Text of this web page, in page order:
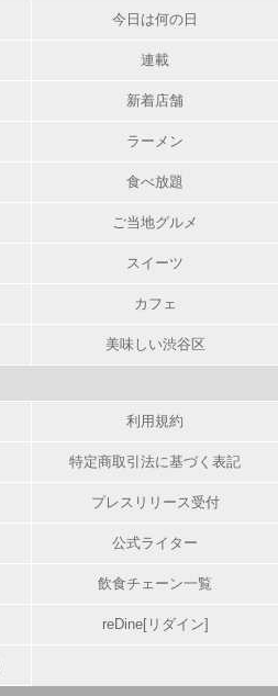
今日は何の日
連載
新着店舗
ラーメン
食べ放題
ご当地グルメ
スイーツ
カフェ
美味しい渋谷区
利用規約
特定商取引法に基づく表記
プレスリリース受付
公式ライター
飲食チェーン一覧
reDine[リダイン]